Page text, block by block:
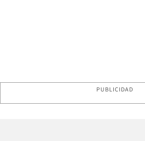
PUBLICIDAD